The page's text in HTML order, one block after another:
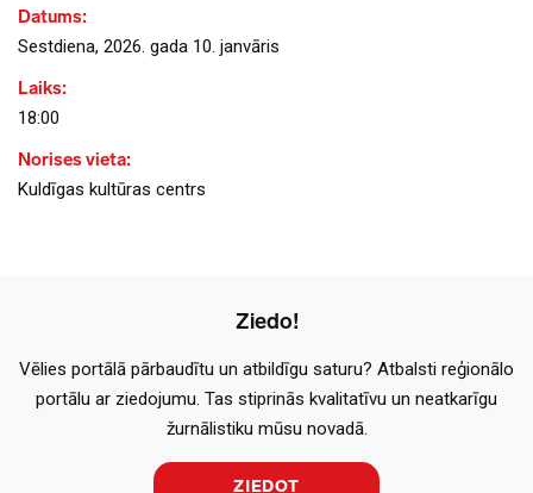
Datums:
Sestdiena, 2026. gada 10. janvāris
Laiks:
18:00
Norises vieta:
Kuldīgas kultūras centrs
Ziedo!
Vēlies portālā pārbaudītu un atbildīgu saturu? Atbalsti reģionālo
portālu ar ziedojumu. Tas stiprinās kvalitatīvu un neatkarīgu
žurnālistiku mūsu novadā.
ZIEDOT